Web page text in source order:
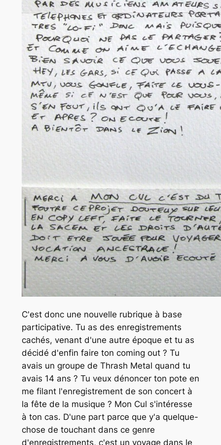
C'est donc une nouvelle rubrique à base
participative. Tu as des enregistrements
cachés, venant d'une autre époque et tu as
décidé d'enfin faire ton coming out ? Tu
avais un groupe de Thrash Metal quand tu
avais 14 ans ? Tu veux dénoncer ton pote en
me filant l'enregistrement de son concert à
la fête de la musique ? Mon Cul s'intéresse
à ton cas. D'une part parce que y'a quelque-
chose de touchant dans ce genre
d'enregistrements, c'est un voyage dans le